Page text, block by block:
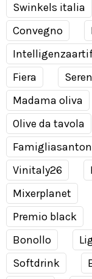
Swinkels italia
Convegno
Fiera
Madama oliva
Olive da tavola
Vinitaly26
Mixerplanet
Premio black
Bonollo
Softdrink